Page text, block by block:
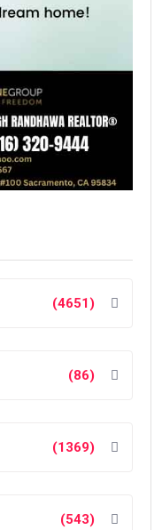
(4651)
(86)
(1369)
(543)